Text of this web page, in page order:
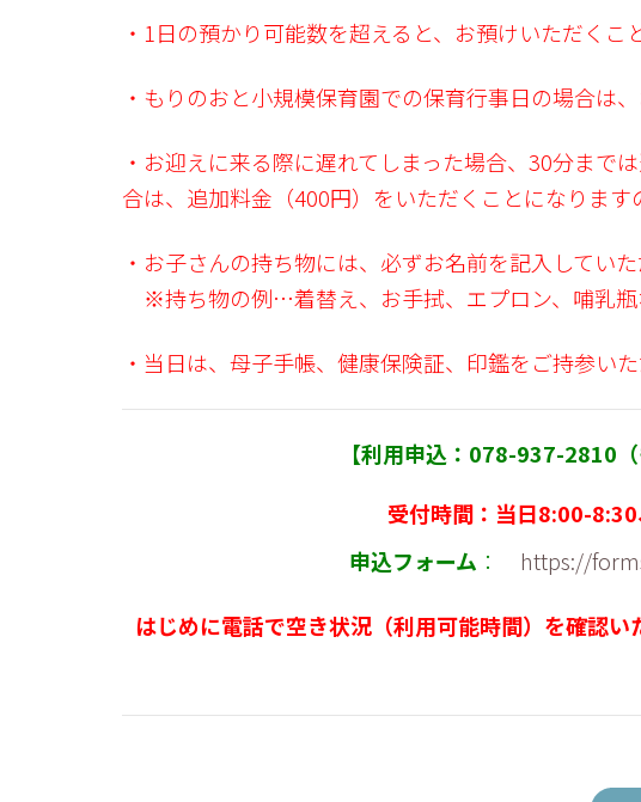
・1日の預かり可能数を超えると、お預けいただくこ
・もりのおと小規模保育園での保育行事日の場合は
・お迎えに来る際に遅れてしまった場合、30分まで
合は、追加料金（400円）をいただくことになります
・お子さんの持ち物には、必ずお名前を記入してい
※持ち物の例…着替え、お手拭、エプロン、哺乳瓶
・当日は、母子手帳、健康保険証、印鑑をご持参い
【利用申込：078-937-2810
受付時間：当日8:00-
申込フォーム ： https://
はじめに電話で空き状況（利用可能時間）を確認い